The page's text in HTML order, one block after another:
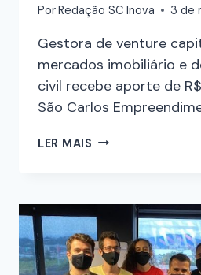
PorRedação SC Inova 3 de
Gestora de venture
mercados imobiliário e
civil recebe aporte de
São Carlos
LER MAIS